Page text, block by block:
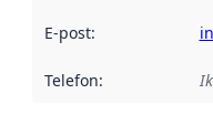
E-post:
Telefon: